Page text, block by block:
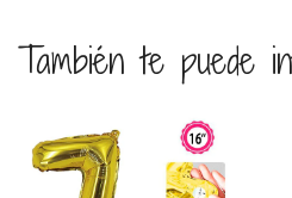
También te puede